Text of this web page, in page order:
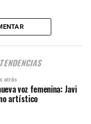
TENDENCIAS
atrás
voz femenina: Javi
artístico